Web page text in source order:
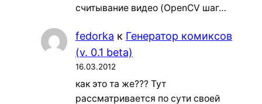
считывание видео (OpenCV шаг…
fedorka к Генератор комиксов
(v. 0.1 beta)
16.03.2012
как это та же??? Тут
рассматривается по сути своей